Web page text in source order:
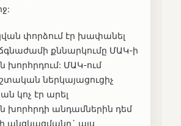
փորձում էր խափանել
քննարկումը ՄԱԿ-ի
խորհրդում: ՄԱԿ-ում
ներկայացուցիչ
կոչ էր արել
խորհրդի անդամներին դեմ
անցկացմանը` այս